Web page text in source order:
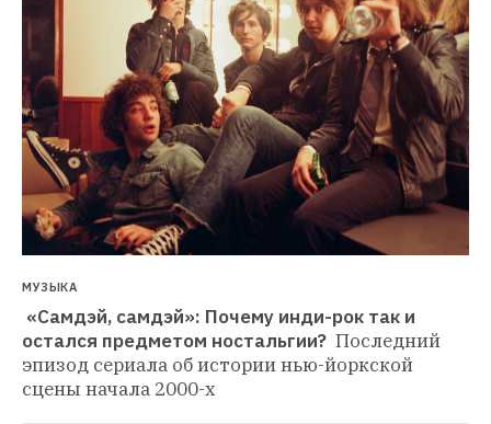
МУЗЫКА
остался предметом ностальгии? Последний
эпизод сериала об истории нью-йоркской
сцены начала 2000-х